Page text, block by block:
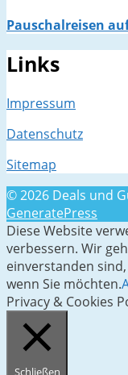
Pauschalreisen
Links
Impressum
Datenschutz
Sitemap
© 2026 Deals und
GeneratePress
Diese Website
verbessern. Wir
einverstanden
wenn Sie möchten.
Privacy & Cookies
Schließen